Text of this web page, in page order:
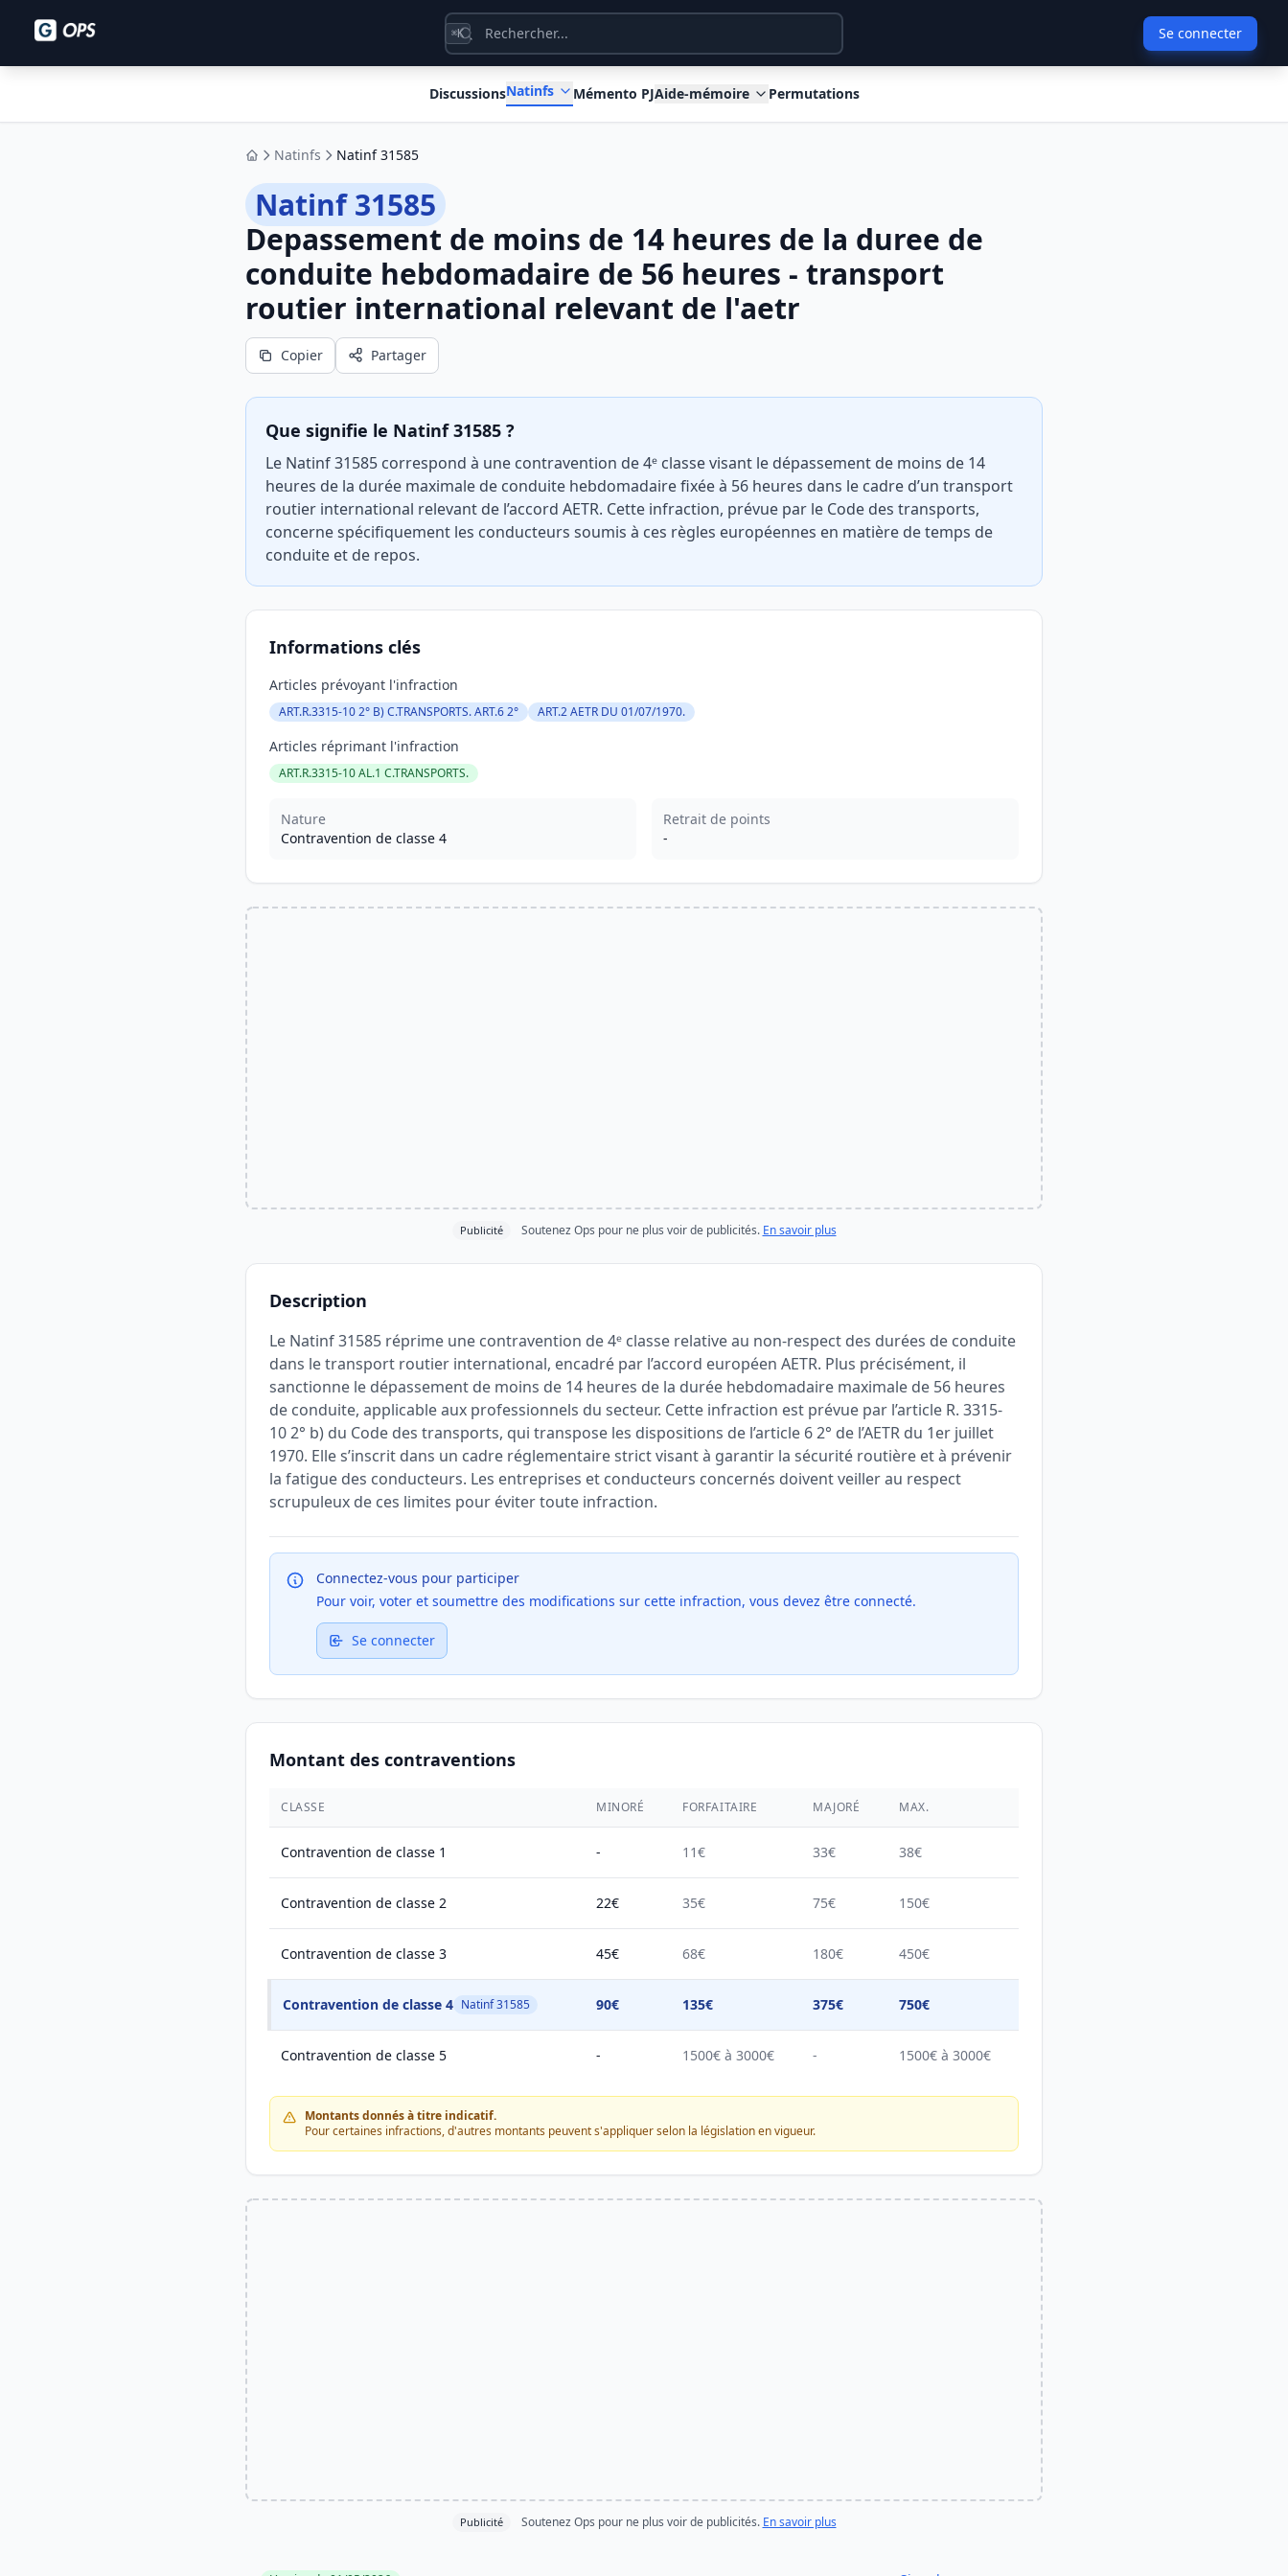
⌘K Se connecter
DiscussionsNatinfs Mémento PJAide-mémoire Permutations
AccueilNatinfs Natinf 31585
Natinf 31585
Depassement de moins de 14 heures de la duree de
conduite hebdomadaire de 56 heures - transport
routier international relevant de l'aetr
Copier Partager
Que signifie le Natinf 31585 ?
Le Natinf 31585 correspond à une contravention de 4ᵉ classe visant le dépassement de moins de 14
heures de la durée maximale de conduite hebdomadaire fixée à 56 heures dans le cadre d’un transport
routier international relevant de l’accord AETR. Cette infraction, prévue par le Code des transports,
concerne spécifiquement les conducteurs soumis à ces règles européennes en matière de temps de
conduite et de repos.
Informations clés
Articles prévoyant l'infraction
ART.R.3315-10 2° B) C.TRANSPORTS. ART.6 2° ART.2 AETR DU 01/07/1970.
Articles réprimant l'infraction
ART.R.3315-10 AL.1 C.TRANSPORTS.
Nature
Contravention de classe 4
Retrait de points
-
Publicité Soutenez Ops pour ne plus voir de publicités. En savoir plus
Description
Le Natinf 31585 réprime une contravention de 4ᵉ classe relative au non-respect des durées de conduite
dans le transport routier international, encadré par l’accord européen AETR. Plus précisément, il
sanctionne le dépassement de moins de 14 heures de la durée hebdomadaire maximale de 56 heures
de conduite, applicable aux professionnels du secteur. Cette infraction est prévue par l’article R. 3315-
10 2° b) du Code des transports, qui transpose les dispositions de l’article 6 2° de l’AETR du 1er juillet
1970. Elle s’inscrit dans un cadre réglementaire strict visant à garantir la sécurité routière et à prévenir
la fatigue des conducteurs. Les entreprises et conducteurs concernés doivent veiller au respect
scrupuleux de ces limites pour éviter toute infraction.
Connectez-vous pour participer
Pour voir, voter et soumettre des modifications sur cette infraction, vous devez être connecté.
Se connecter
Montant des contraventions
CLASSE MINORÉ FORFAITAIRE MAJORÉ MAX.
Contravention de classe 1 - 11€ 33€ 38€
Contravention de classe 2 22€ 35€ 75€ 150€
Contravention de classe 3 45€ 68€ 180€ 450€
Contravention de classe 4 Natinf 31585 90€ 135€ 375€ 750€
Contravention de classe 5 - 1500€ à 3000€ - 1500€ à 3000€
Montants donnés à titre indicatif.
Pour certaines infractions, d'autres montants peuvent s'appliquer selon la législation en vigueur.
Publicité Soutenez Ops pour ne plus voir de publicités. En savoir plus